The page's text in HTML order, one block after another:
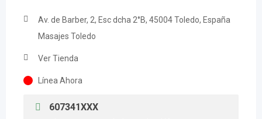
Av. de Barber, 2, Esc dcha 2°B, 45004 Toledo, España
Masajes Toledo
Ver Tienda
Línea Ahora
607341XXX